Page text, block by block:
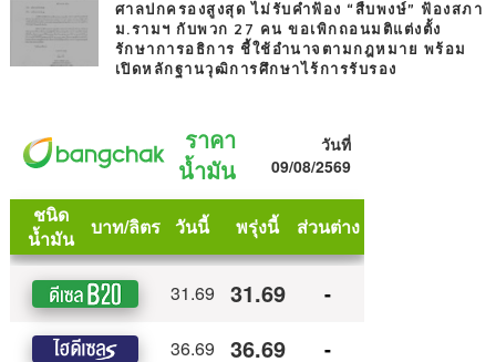
ศาลปกครองสูงสุด ไม่รับคำฟ้อง “สืบพงษ์” ฟ้องสภา
ม.รามฯ กับพวก 27 คน ขอเพิกถอนมติแต่งตั้ง
รักษาการอธิการ ชี้ใช้อำนาจตามกฎหมาย พร้อม
เปิดหลักฐานวุฒิการศึกษาไร้การรับรอง